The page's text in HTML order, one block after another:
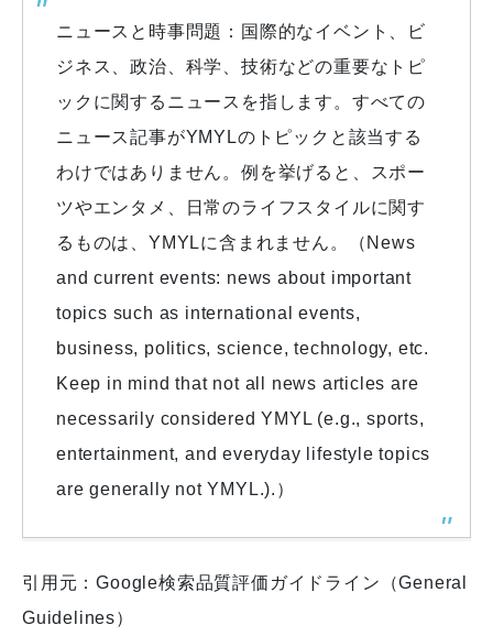
ニュースと時事問題：国際的なイベント、ビ
ジネス、政治、科学、技術などの重要なトピ
ックに関するニュースを指します。すべての
ニュース記事がYMYLのトピックと該当する
わけではありません。例を挙げると、スポー
ツやエンタメ、日常のライフスタイルに関す
るものは、YMYLに含まれません。（News
and current events: news about important
topics such as international events,
business, politics, science, technology, etc.
Keep in mind that not all news articles are
necessarily considered YMYL (e.g., sports,
entertainment, and everyday lifestyle topics
are generally not YMYL.).）
引用元：Google検索品質評価ガイドライン（General
Guidelines）